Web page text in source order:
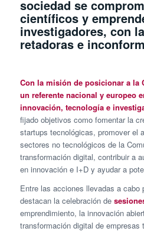
sociedad se
científicos y
investigadores, con
retadoras e
Con la misión de posicionar a la
un referente nacional y europeo
innovación, tecnología e
fijado objetivos como fomentar la
startups tecnológicas, promover el
sectores no tecnológicos de la
transformación digital, contribuir a
en innovación e I+D y ayudar a
Entre las acciones llevadas a cabo
destacan la celebración de
emprendimiento, la innovación
transformación digital de empresas